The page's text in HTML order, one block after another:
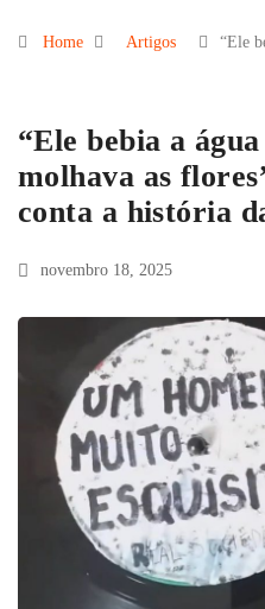
Home Artigos “Ele
“Ele bebia a
molhava as
conta a história
novembro 18, 2025